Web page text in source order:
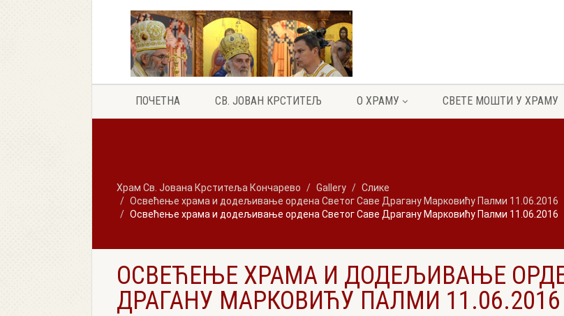
ПОЧЕТНА СВ. ЈОВАН КРСТИТЕЉ О ХРАМУ СВЕТЕ МОШТИ У ХРАМУ
Храм Св. Јована Крститеља Кончарево Gallery
Слике
Освећење храма и додељивање ордена Светог Саве Драгану Марковићу Палми 11.06.2016
Освећење храма и додељивање ордена Светог Саве Драгану Марковићу Палми 11.06.2016
ОСВЕЋЕЊЕ ХРАМА И ДОДЕЉИВАЊЕ
ДРАГАНУ МАРКОВИЋУ ПАЛМИ 11.06.2016